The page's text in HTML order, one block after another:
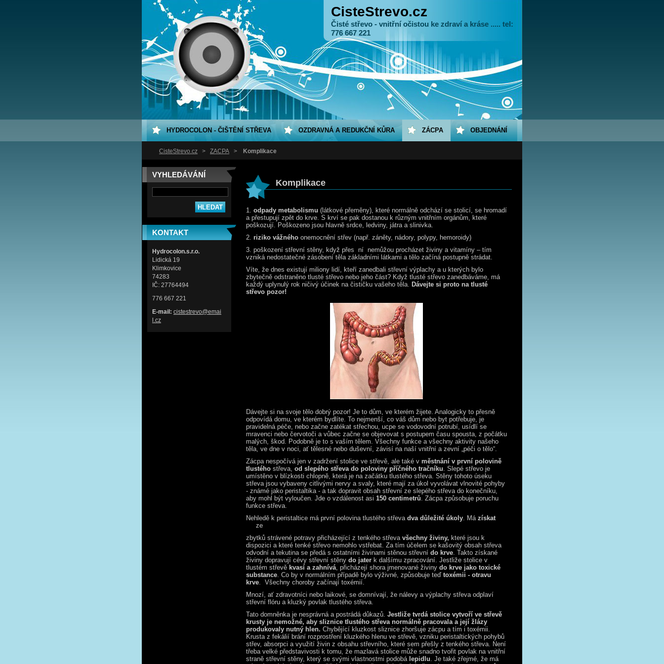
CisteStrevo.cz
Čisté střevo - vnitřní očistou ke zdraví a kráse ..... tel:
776 667 221
CisteStrevo.cz > ZÁCPA > Komplikace
VYHLEDÁVÁNÍ
KONTAKT
Hydrocolon.s.r.o.
Lidická 19
Klimkovice
74283
IČ: 27764494
776 667 221
E-mail: cistestrevo@emai
l.cz
Komplikace
1. odpady metabolismu (látkové přeměny), které normálně odchází se stolicí, se hromadí
a přestupují zpět do krve. S krví se pak dostanou k různým vnitřním orgánům, které
poškozují. Poškozeno jsou hlavně srdce, ledviny, játra a slinivka.
2. riziko vážného onemocnění střev (např. záněty, nádory, polypy, hemoroidy)
3. poškození střevní stěny, když přes ní nemůžou procházet živiny a vitamíny – tím
vzniká nedostatečné zásobení těla základními látkami a tělo začíná postupně strádat.
Víte, že dnes existují miliony lidí, kteří zanedbali střevní výplachy a u kterých bylo
zbytečně odstraněno tlusté střevo nebo jeho část? Když tlusté střevo zanedbáváme, má
každý uplynulý rok ničivý účinek na čističku vašeho těla. Dávejte si proto na tlusté
střevo pozor!
Dávejte si na svoje tělo dobrý pozor! Je to dům, ve kterém žijete. Analogicky to přesně
odpovídá domu, ve kterém bydlíte. To nejmenší, co váš dům nebo byt potřebuje, je
pravidelná péče, nebo začne zatékat střechou, ucpe se vodovodní potrubí, usídlí se
mravenci nebo červotoči a vůbec začne se objevovat s postupem času spousta, z počátku
malých, škod. Podobně je to s vaším tělem. Všechny funkce a všechny aktivity našeho
těla, ve dne v noci, ať tělesné nebo duševní, závisí na naší vnitřní a zevní „péči o tělo“.
Zácpa nespočívá jen v zadržení stolice ve střevě, ale také v městnání v první polovině
tlustého střeva, od slepého střeva do poloviny příčného tračníku. Slepé střevo je
umístěno v blízkosti chlopně, která je na začátku tlustého střeva. Stěny tohoto úseku
střeva jsou vybaveny citlivými nervy a svaly, které mají za úkol vyvolávat vlnovité pohyby
- známé jako peristaltika - a tak dopravit obsah střevní ze slepého střeva do konečníku,
aby mohl být vyloučen. Jde o vzdálenost asi 150 centimetrů. Zácpa způsobuje poruchu
funkce střeva.
Nehledě k peristaltice má první polovina tlustého střeva dva důležité úkoly. Má získat
ze
zbytků strávené potravy přicházející z tenkého střeva všechny živiny, které jsou k
dispozici a které tenké střevo nemohlo vstřebat. Za tím účelem se kašovitý obsah střeva
odvodní a tekutina se předá s ostatními živinami stěnou střevní do krve. Takto získané
živiny dopravují cévy střevní stěny do jater k dalšímu zpracování. Jestliže stolice v
tlustém střevě kvasí a zahnívá, přicházejí shora jmenované živiny do krve jako toxické
substance. Co by v normálním případě bylo výživné, způsobuje teď toxémii - otravu
krve. Všechny choroby začínají toxémií.
Mnozí, ať zdravotníci nebo laikové, se domnívají, že nálevy a výplachy střeva odplaví
střevní flóru a kluzký povlak tlustého střeva.
Tato domněnka je nesprávná a postrádá důkazů. Jestliže tvrdá stolice vytvoří ve střevě
krusty je nemožné, aby sliznice tlustého střeva normálně pracovala a její žlázy
produkovaly nutný hlen. Chybějící kluzkost sliznice zhoršuje zácpu a tím i toxémii.
Krusta z fekálií brání rozprostření kluzkého hlenu ve střevě, vzniku peristaltických pohybů
střev, absorpci a využití živin z obsahu střevního, které sem přešly z tenkého střeva. Není
třeba velké představivosti k tomu, že mazlavá stolice může snadno tvořit povlak na vnitřní
straně střevní stěny, který se svými vlastnostmi podobálepidlu. Je také zřejmé, že má
HYDROCOLON - ČIŠTĚNÍ STŘEVA OZDRAVNÁ A REDUKČNÍ KŮRA ZÁCPA OBJEDNÁNÍ